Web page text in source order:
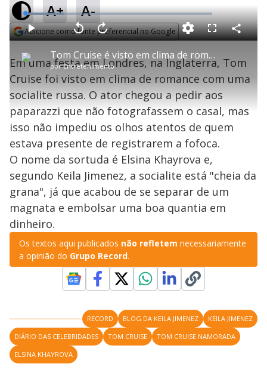
A+ A-
Adicione como fonte preferencial no Google
P
l
a
y
V
i
d
e
o
Tom Cruise é visto em clima de romance com socialite russa; saiba quem é a sortuda
porEntretenimento
P V
a
r
0
e
g
n
d
s
A
n
a
1
s
e
u
n
o
s
M
u
d
o
L
o
a
d
e
1
.
1
1
F
l
s
c
e
n
C
o
a
r
i
l
Em uma festa em Londres, na Inglaterra, Tom
Cruise foi visto em clima de romance com uma
socialite russa. O ator chegou a pedir aos
paparazzi que não fotografassem o casal, mas
isso não impediu os olhos atentos de quem
estava presente de registrarem a fofoca.
O nome da sortuda é Elsina Khayrova e,
segundo Keila Jimenez, a socialite está "cheia da
grana", já que acabou de se separar de um
magnata e embolsar uma boa quantia em
dinheiro.
Os textos aqui publicados não refletem necessariamente
a opinião do Grupo Record.
RECORD BLOG DA KEILA JIMENEZ
KEILA JIMENEZ
DIÁRIO DAS CELEBRIDADES
TOM CRUISE
TOM CRUISE NAMORADA
ELSINA KHAYROVA